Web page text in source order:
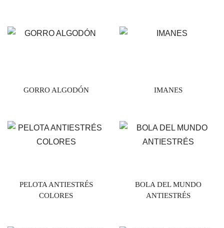
GORRO ALGODÓN IMANES
PELOTA ANTIESTRÉS
COLORES
BOLA DEL MUNDO
ANTIESTRÉS